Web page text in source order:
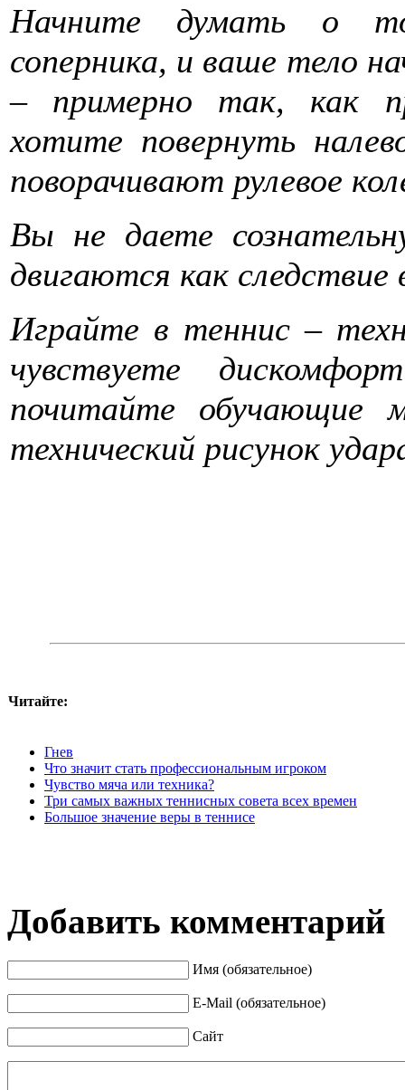
Начните думать о
соперника, и ваше тело
– примерно так, как
хотите повернуть
поворачивают рулевое
Вы не даете
двигаются как
Играйте в теннис –
чувствуете
почитайте обучающие
технический рисунок
Читайте:
Гнев
Что значит стать профессиональным игроком
Чувство мяча или техника?
Три самых важных теннисных совета всех времен
Большое значение веры в теннисе
Добавить комментарий
Имя (обязательное)
E-Mail (обязательное)
Сайт